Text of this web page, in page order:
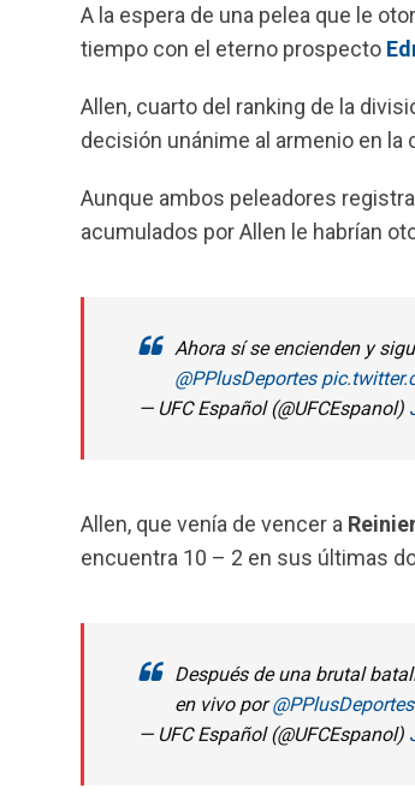
c
e
o
o
a
t
A
p
l
e
r
a
m
a
i
A la espera de una pelea que le
tiempo con el eterno prospecto
Allen, cuarto del ranking de la
decisión unánime al armenio en la
Aunque ambos peleadores
acumulados por Allen le habrían
Ahora sí se encienden y
@PPlusDeportes
— UFC Español (@UFCEspanol)
Allen, que venía de vencer a
encuentra 10 – 2 en sus últimas
Después de una brutal
en vivo por@PPlusDeportes
— UFC Español (@UFCEspanol)